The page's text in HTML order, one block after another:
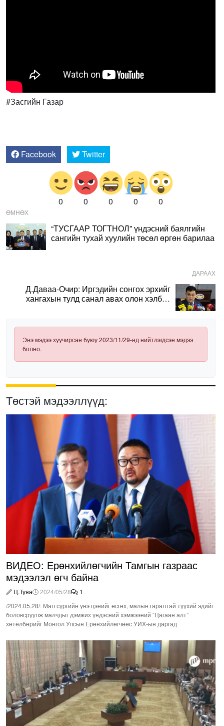
#Засгийн Газар
Facebook Twitter
0 0 0 0 0
ӨМНӨХ
“ТУСГААР ТОГТНОЛ” үндэсний баялгийн
сангийн тухай хуулийн төсөл өргөн барилаа
ДАРААХ
Д.Даваа-Очир: Иргэдийн сонгох эрхийг
хангахын тулд санал авах олон хэлбэр
Энэ мэдээ хуучирсан буюу 2023/11/29-нд нийтлэгдсэн мэдээ
болно.
Төстэй мэдээллүүд:
ВИДЕО: Ерөнхийлөгчийн Тамгын газраас
мэдээлэл өгч байна
Ц.Туяа 2024/05/28
1
/2024.05.28/: Мал сүргийн үнэ цэнийг өсгөх, малын гаралтай түүхий эдийг
боловсруулж малчдыг дэмжих үндэсний хэмжээний “Цагаан алт”
хөтөлбөрийг Монгол Улсын Ерөнхийлөгчөөс УИХ-ын даргад